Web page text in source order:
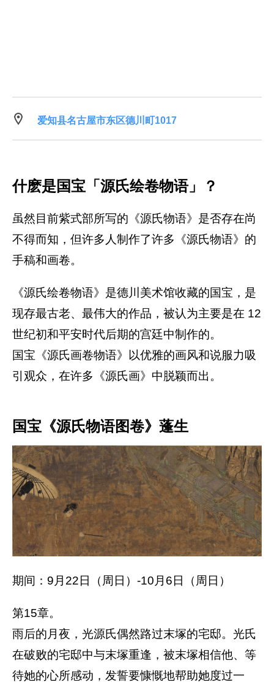
爱知县名古屋市东区德川町1017
什麽是国宝「源氏绘卷物语」？
虽然目前紫式部所写的《源氏物语》是否存在尚
不得而知，但许多人制作了许多《源氏物语》的
手稿和画卷。
《源氏绘卷物语》是德川美术馆收藏的国宝，是
现存最古老、最伟大的作品，被认为主要是在 12
世纪初和平安时代后期的宫廷中制作的。
国宝《源氏画卷物语》以优雅的画风和说服力吸
引观众，在许多《源氏画》中脱颖而出。
国宝《源氏物语图卷》蓬生
期间：9月22日（周日）-10月6日（周日）
第15章。
雨后的月夜，光源氏偶然路过末塚的宅邸。光氏
在破败的宅邸中与末塚重逢，被末塚相信他、等
待她的心所感动，发誓要慷慨地帮助她度过一